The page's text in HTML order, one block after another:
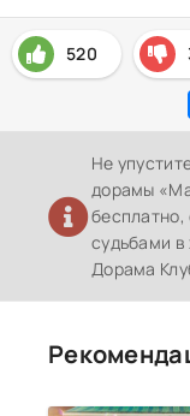
520
Не
дорамы
бесплатно,
судьбами в
Дорама